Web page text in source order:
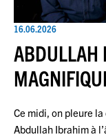
16.06.2026
ABDULLAH
Ce midi, on pleure
Abdullah Ibrahim à